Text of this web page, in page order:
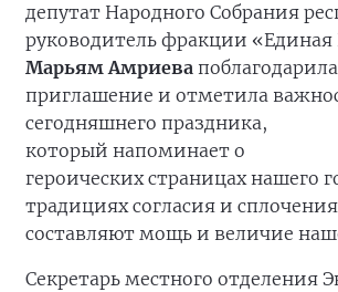
депутат Народного Собрания
руководитель фракции «Единая
Марьям Амриева
приглашение и отметила
сегодняшнего праздника,
который напоминает о
героических страницах нашего
традициях согласия и
составляют мощь и величие
Секретарь местного отделения